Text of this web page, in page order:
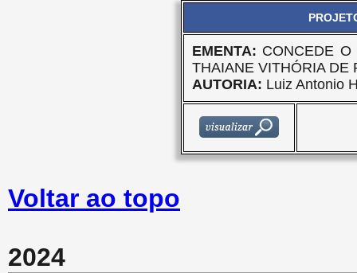
EMENTA: CONCEDE
THAIANE VITHÓRIA DE
AUTORIA: Luiz Antonio
Voltar ao topo
2024